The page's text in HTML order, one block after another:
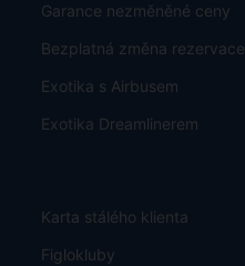
Garance nezměněné ceny
Bezplatná změna rezervace
Exotika s Airbusem
Exotika Dreamlinerem
Karta stálého klienta
Figlokluby